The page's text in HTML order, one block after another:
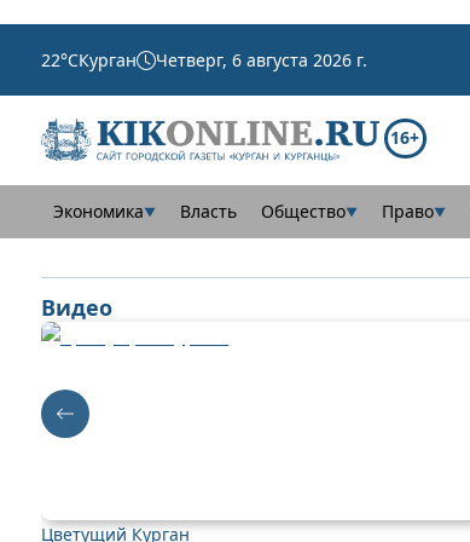
22°CКурган Четверг, 6 августа 2026 г.
16+
Экономика▼ Власть Общество▼ Право▼
Видео
Цветущий Курган